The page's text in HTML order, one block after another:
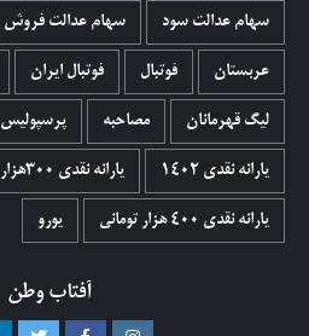
سهام عدالت سود سهام عدالت فروش
عربستان فوتبال فوتبال ایران
لیگ قهرمانان مصاحبه پرسپولیس
یارانه نقدی 1402 یارانه نقدی ۳۰۰هزار تومانی
یارانه نقدی ۴۰۰ هزار تومانی یورو
آفتاب وطن